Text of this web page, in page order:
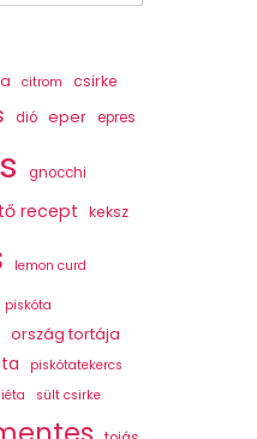
citrom
csirke
dió eper epres
gnocchi
recept keksz
lemon curd
piskóta
ország tortája
piskótatekercs
sült csirke